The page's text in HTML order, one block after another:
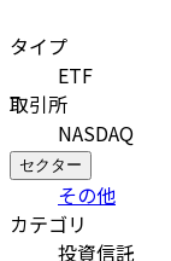
タイプ
ETF
取引所
NASDAQ
セクター
その他
カテゴリ
投資信託